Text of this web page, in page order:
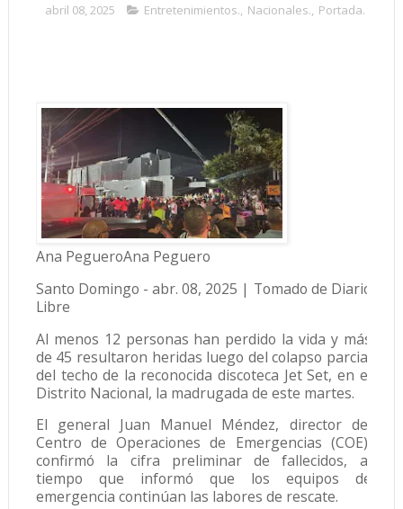
abril 08, 2025 Entretenimientos., Nacionales., Portada.
Ana PegueroAna Peguero
Santo Domingo - abr. 08, 2025 | Tomado de Diario
Libre
Al menos 12 personas han perdido la vida y más
de 45 resultaron heridas luego del colapso parcial
del techo de la reconocida discoteca Jet Set, en el
Distrito Nacional, la madrugada de este martes.
El general Juan Manuel Méndez, director del
Centro de Operaciones de Emergencias (COE),
confirmó la cifra preliminar de fallecidos, al
tiempo que informó que los equipos de
emergencia continúan las labores de rescate.